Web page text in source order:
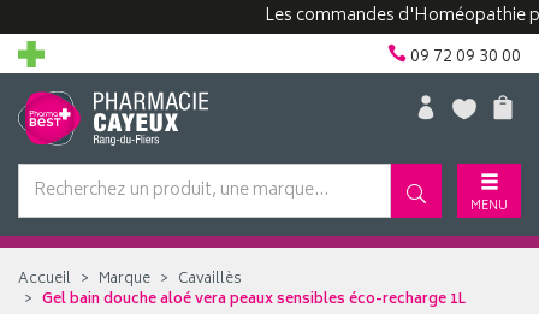
Les commandes d'Homéopathie
09 72 09 30 00
MENU
Accueil Marque
Cavaillès
Gel bain douche aloé vera peaux sensibles éco-recharge 1L